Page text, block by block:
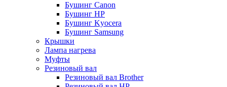
Бушинг Canon
Бушинг HP
Бушинг Kyocera
Бушинг Samsung
Крышки
Лампа нагрева
Муфты
Резиновый вал
Резиновый вал Brother